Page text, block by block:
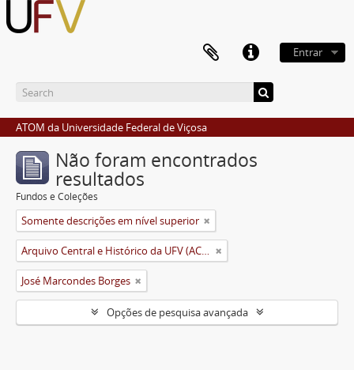
Entrar
ATOM da Universidade Federal de Viçosa
Não foram encontrados
resultados
Fundos e Coleções
Somente descrições em nível superior
Arquivo Central e Histórico da UFV (ACH-UFV)
José Marcondes Borges
Opções de pesquisa avançada